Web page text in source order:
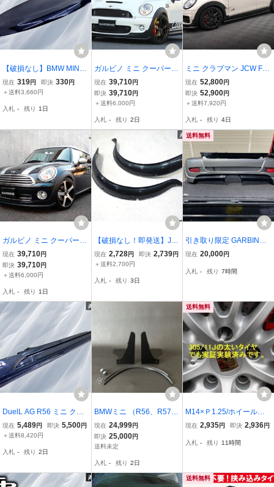
【破損なし】BMW MINI
純正 R60系 ミニクーパー
ONE リア スポイラー 黒
31D1
現在 319円 即決 330円
＋送料3,660円
入札 - 残り 1日
ガルビノ ミニ クーパーS
R55/R56/R57 前期 フロ
ントリップスポイラー
現在 39,710円
即決 39,710円
＋送料6,000円
入札 - 残り 2日
ミニ クラブマン JCW F54
後期 サイド スカート カ
バー スポイラー /サイド
スプリッター ディフュー
現在 52,800円
即決 52,900円
＋送料7,920円
入札 - 残り 4日
ガルビノ ミニ クーパー R
55/R56/R57 前期 フロン
トリップスポイラー
現在 39,710円
即決 39,710円
＋送料6,000円
入札 - 残り 1日
【破損なし！即発送】JA
NSPEED ジャンスピード
ローバーミニ クラシック
フロント リア 右 右側 2本
現在 2,728円 即決 2,739円
＋送料2,700円
入札 - 残り 3日
送料無料
引き取り限定 GARBINO
ガルビノ BMW MINI coop
パースポイラー 大阪府堺
現在 20,000円
入札 - 残り 7時間
DuelL AG R56 ミニ クー
パーS JCW 3ドア カーボ
ン製 サイドステップ サイ
納 棚31D3
現在 5,489円 即決 5,500円
＋送料8,420円
入札 - 残り 2日
BMWミニ （R56、R57、
R58、R59） ジョンクー
パーワークス サイドスカ
ート専用 サイドパネルガ
使用
現在 24,999円
即決 25,000円
送料未定
入札 - 残り 2日
送料無料
M14×Ｐ1.25/ホイールセ
ッティングボルト/ガイド
ーバー/X1X4ACSRY
現在 2,935円 即決 2,936円
入札 - 残り 11時間
送料無料